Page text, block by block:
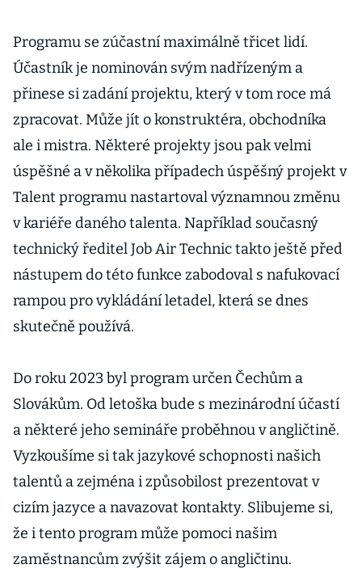
Programu se zúčastní maximálně třicet lidí.
Účastník je nominován svým nadřízeným a
přinese si zadání projektu, který v tom roce má
zpracovat. Může jít o konstruktéra, obchodníka
ale i mistra. Některé projekty jsou pak velmi
úspěšné a v několika případech úspěšný projekt v
Talent programu nastartoval významnou změnu
v kariéře daného talenta. Například současný
technický ředitel Job Air Technic takto ještě před
nástupem do této funkce zabodoval s nafukovací
rampou pro vykládání letadel, která se dnes
skutečně používá.
Do roku 2023 byl program určen Čechům a
Slovákům. Od letoška bude s mezinárodní účastí
a některé jeho semináře proběhnou v angličtině.
Vyzkoušíme si tak jazykové schopnosti našich
talentů a zejména i způsobilost prezentovat v
cizím jazyce a navazovat kontakty. Slibujeme si,
že i tento program může pomoci našim
zaměstnancům zvýšit zájem o angličtinu.